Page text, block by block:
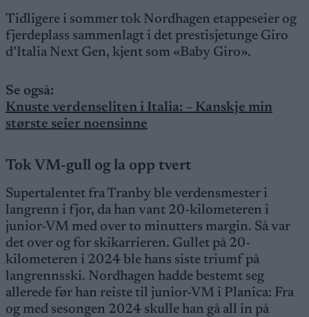
Tidligere i sommer tok Nordhagen etappeseier og
fjerdeplass sammenlagt i det prestisjetunge Giro
d’Italia Next Gen, kjent som «Baby Giro».
Se også:
Knuste verdenseliten i Italia: – Kanskje min
største seier noensinne
Tok VM-gull og la opp tvert
Supertalentet fra Tranby ble verdensmester i
langrenn i fjor, da han vant 20-kilometeren i
junior-VM med over to minutters margin. Så var
det over og for skikarrieren. Gullet på 20-
kilometeren i 2024 ble hans siste triumf på
langrennsski. Nordhagen hadde bestemt seg
allerede før han reiste til junior-VM i Planica: Fra
og med sesongen 2024 skulle han gå all in på